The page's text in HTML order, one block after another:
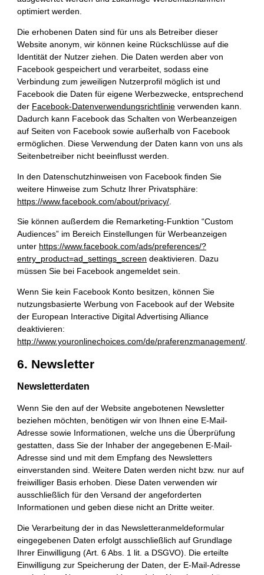
optimiert werden.
Die erhobenen Daten sind für uns als Betreiber dieser
Website anonym, wir können keine Rückschlüsse auf die
Identität der Nutzer ziehen. Die Daten werden aber von
Facebook gespeichert und verarbeitet, sodass eine
Verbindung zum jeweiligen Nutzerprofil möglich ist und
Facebook die Daten für eigene Werbezwecke, entsprechend
der Facebook-Datenverwendungsrichtlinie verwenden kann.
Dadurch kann Facebook das Schalten von Werbeanzeigen
auf Seiten von Facebook sowie außerhalb von Facebook
ermöglichen. Diese Verwendung der Daten kann von uns als
Seitenbetreiber nicht beeinflusst werden.
In den Datenschutzhinweisen von Facebook finden Sie
weitere Hinweise zum Schutz Ihrer Privatsphäre:
https://www.facebook.com/about/privacy/
Sie können außerdem die Remarketing-Funktion “Custom
Audiences” im Bereich Einstellungen für Werbeanzeigen
unter https://www.facebook.com/ads/preferences/?
entry_product=ad_settings_screen deaktivieren. Dazu
müssen Sie bei Facebook angemeldet sein.
Wenn Sie kein Facebook Konto besitzen, können Sie
nutzungsbasierte Werbung von Facebook auf der Website
der European Interactive Digital Advertising Alliance
deaktivieren:
http://www.youronlinechoices.com/de/praferenzmanagement/
6. Newsletter
Newsletterdaten
Wenn Sie den auf der Website angebotenen Newsletter
beziehen möchten, benötigen wir von Ihnen eine E-Mail-
Adresse sowie Informationen, welche uns die Überprüfung
gestatten, dass Sie der Inhaber der angegebenen E-Mail-
Adresse sind und mit dem Empfang des Newsletters
einverstanden sind. Weitere Daten werden nicht bzw. nur auf
freiwilliger Basis erhoben. Diese Daten verwenden wir
ausschließlich für den Versand der angeforderten
Informationen und geben diese nicht an Dritte weiter.
Die Verarbeitung der in das Newsletteranmeldeformular
eingegebenen Daten erfolgt ausschließlich auf Grundlage
Ihrer Einwilligung (Art. 6 Abs. 1 lit. a DSGVO). Die erteilte
Einwilligung zur Speicherung der Daten, der E-Mail-Adresse